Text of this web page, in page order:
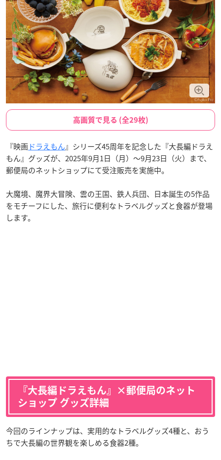
高画質で見る (全29枚)
『映画 ドラえもん』シリーズ45周年を記念した『大長編ドラえ
もん』グッズが、2025年9月1日（月）〜9月23日（火）まで、
郵便局のネットショップにて受注販売を実施中。
大魔境、魔界大冒険、雲の王国、鉄人兵団、日本誕生の5作品
をモチーフにした、旅行に便利なトラベルグッズと食器が登場
します。
『大長編ドラえもん』×郵便局のネット
ショップ グッズ詳細
今回のラインナップは、実用的なトラベルグッズ4種と、おう
ちで大長編の世界観を楽しめる食器2種。